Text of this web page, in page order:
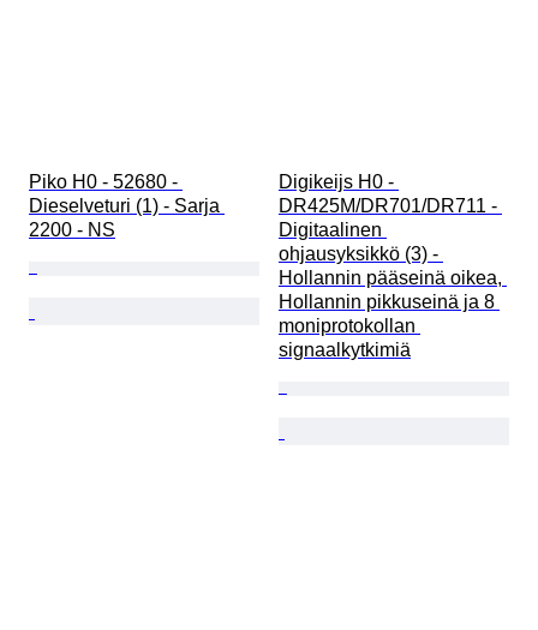
Piko H0 - 52680 -
Dieselveturi (1) - Sarja
2200 - NS
Digikeijs H0 -
DR425M/DR701/DR711 -
Digitaalinen
ohjausyksikkö (3) -
Hollannin pääseinä oikea,
Hollannin pikkuseinä ja 8
moniprotokollan
signaalkytkimiä